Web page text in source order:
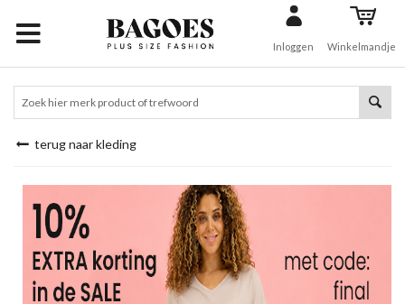
Inloggen Winkelmandje
terug naar kleding
Inloggen Winkelmandje